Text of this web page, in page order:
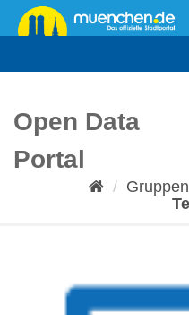
Überspringen
zum
Open Data
Portal
Gruppen